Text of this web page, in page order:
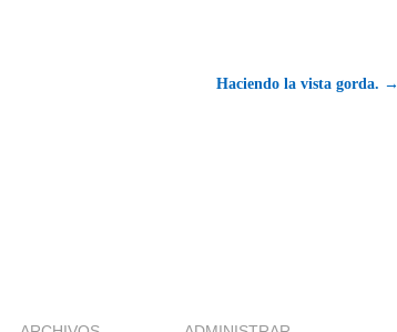
Haciendo la vista gorda. →